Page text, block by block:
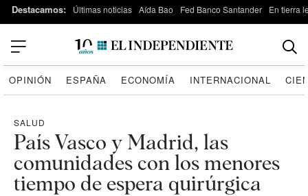
Destacamos: Últimas noticias Aída Bao Fed Banco Santander En tierra
OPINIÓN ESPAÑA ECONOMÍA INTERNACIONAL
SALUD
País Vasco y Madrid, las
comunidades con los menores
tiempo de espera quirúrgica